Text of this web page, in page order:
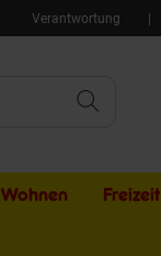
Verantwortung
Wohnen Freizeit